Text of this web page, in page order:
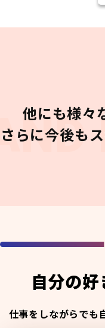
他にも様々
さらに今後も
自分の
仕事をしながらでも